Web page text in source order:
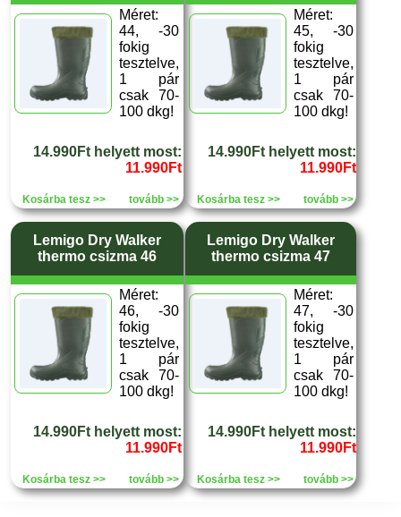
Méret:
44, -30
fokig
tesztelve,
1 pár
csak 70-
100 dkg!
14.990Ft helyett most:
11.990Ft
Kosárba tesz >> tovább >>
Méret:
45, -30
fokig
tesztelve,
1 pár
csak 70-
100 dkg!
14.990Ft helyett most:
11.990Ft
Kosárba tesz >> tovább >>
Lemigo Dry Walker
thermo csizma 46
Méret:
46, -30
fokig
tesztelve,
1 pár
csak 70-
100 dkg!
14.990Ft helyett most:
11.990Ft
Kosárba tesz >> tovább >>
Lemigo Dry Walker
thermo csizma 47
Méret:
47, -30
fokig
tesztelve,
1 pár
csak 70-
100 dkg!
14.990Ft helyett most:
11.990Ft
Kosárba tesz >> tovább >>